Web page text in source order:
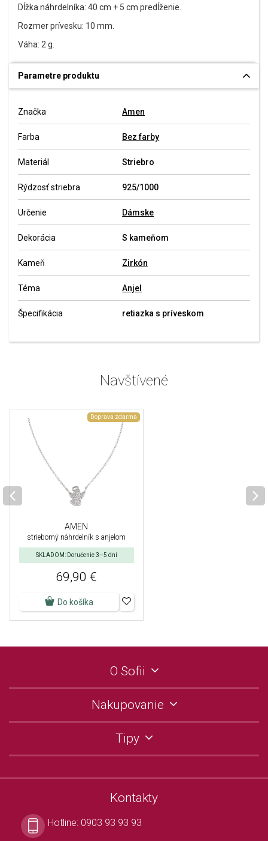
Dĺžka náhrdelníka: 40 cm + 5 cm predĺženie.
Rozmer prívesku: 10 mm.
Váha: 2 g.
Parametre produktu
Značka Amen
Farba Bez farby
Materiál Striebro
Rýdzosť striebra 925/1000
Určenie Dámske
Dekorácia S kameňom
Kameň Zirkón
Téma Anjel
Špecifikácia retiazka s príveskom
Navštívené
Doprava zdarma
AMEN
strieborný náhrdelník s anjelom
SKLADOM: Doručenie 3–5 dní
69,90 €
Do košíka
O Sofii
Nakupovanie
Tipy
Kontakty
Hotline: 0903 93 93 93